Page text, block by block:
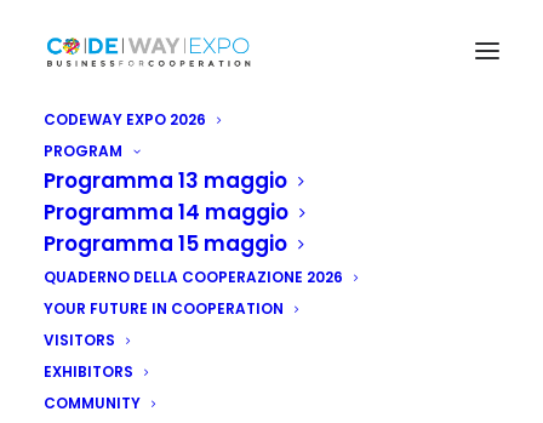
CODEWAY EXPO 2026
PROGRAM
Programma 13 maggio
Programma 14 maggio
Programma 15 maggio
QUADERNO DELLA COOPERAZIONE 2026
YOUR FUTURE IN COOPERATION
VISITORS
EXHIBITORS
COMMUNITY
EXHIBITORS
The protagonists of the VI